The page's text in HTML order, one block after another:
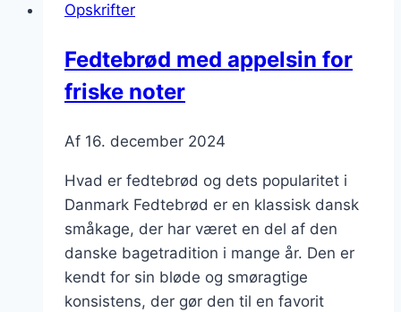
jul
Opskrifter
Fedtebrød med appelsin for
friske noter
Af 16. december 2024
Hvad er fedtebrød og dets popularitet i
Danmark Fedtebrød er en klassisk dansk
småkage, der har været en del af den
danske bagetradition i mange år. Den er
kendt for sin bløde og smøragtige
konsistens, der gør den til en favorit